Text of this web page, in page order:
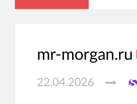
mr-morgan.ru
22.04.2026